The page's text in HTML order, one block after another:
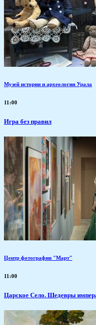
Музей истории и археологии Урала
11:00
​Игра без правил
Центр фотографии "Март"
11:00
Царское Село. Шедевры